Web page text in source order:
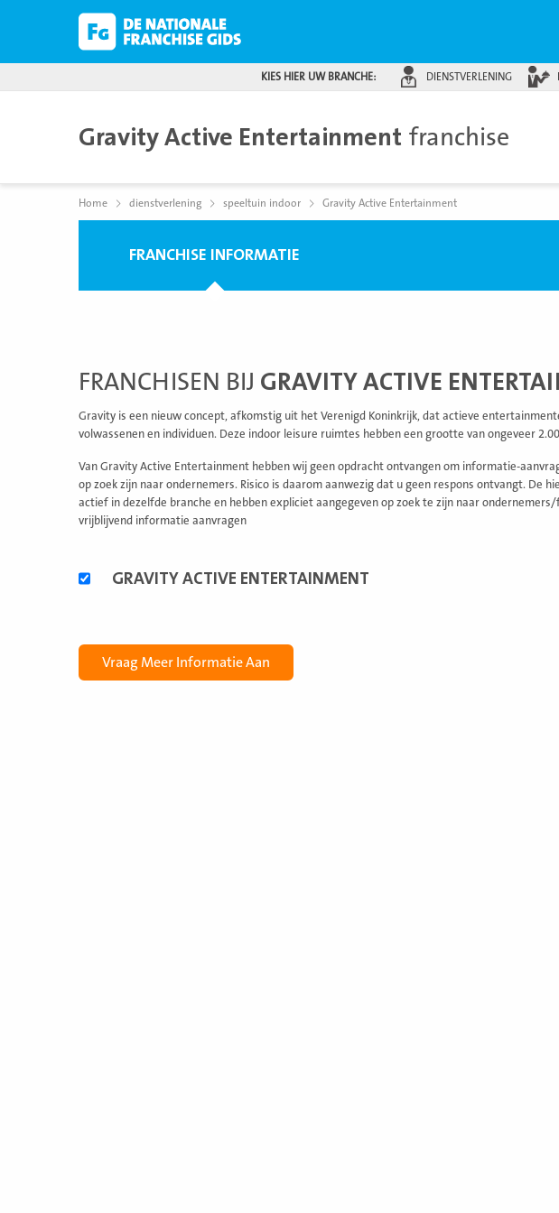
KIES HIER UW BRANCHE: DIENSTVERLENING
Gravity Active Entertainment franchise
Home dienstverlening speeltuin indoor Gravity Active Entertainment
FRANCHISE INFORMATIE
FRANCHISEN BIJ GRAVITY ACTIVE
Gravity is een nieuw concept, afkomstig uit het Verenigd Koninkrijk, dat actieve
volwassenen en individuen. Deze indoor leisure ruimtes hebben een grootte van ongeveer
Van Gravity Active Entertainment hebben wij geen opdracht ontvangen om informatie-
op zoek zijn naar ondernemers. Risico is daarom aanwezig dat u geen respons ontvangt. De
actief in dezelfde branche en hebben expliciet aangegeven op zoek te zijn naar
vrijblijvend informatie aanvragen
formulesGRAVITY ACTIVE ENTERTAINMENT